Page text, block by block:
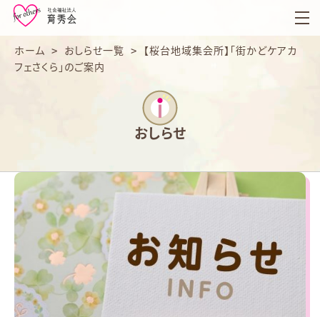
育
秀
会
ホーム > おしらせ一覧 >
【桜台地域集会所】「街かどケアカ
フェさくら」のご案内
おしらせ